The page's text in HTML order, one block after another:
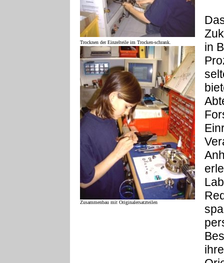
Trocknen der Einzelteile im Trocken-schrank.
Zusammenbau mit Originalersatzteilen
in